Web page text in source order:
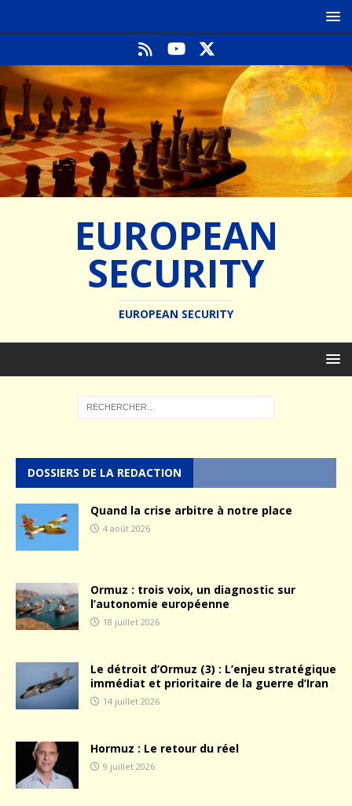
EUROPEAN
SECURITY
EUROPEAN SECURITY
DOSSIERS DE LA REDACTION
Quand la crise arbitre à notre place
4 août 2026
Ormuz : trois voix, un diagnostic sur
l’autonomie européenne
18 juillet 2026
Le détroit d’Ormuz (3) : L’enjeu stratégique
immédiat et prioritaire de la guerre d’Iran
14 juillet 2026
Hormuz : Le retour du réel
9 juillet 2026